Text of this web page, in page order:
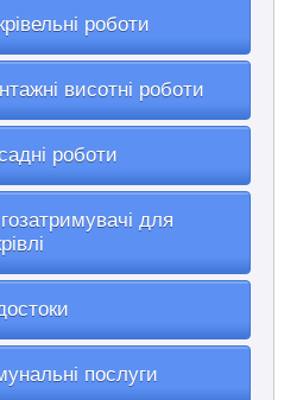
роботи
висотні роботи
роботи
для
послуги